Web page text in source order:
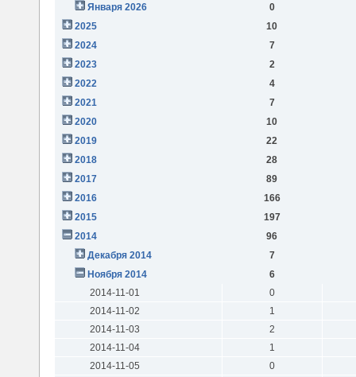
Января 2026
0
2025
10
2024
7
2023
2
2022
4
2021
7
2020
10
2019
22
2018
28
2017
89
2016
166
2015
197
2014
96
Декабря 2014
7
Ноября 2014
6
2014-11-01
0
2014-11-02
1
2014-11-03
2
2014-11-04
1
2014-11-05
0